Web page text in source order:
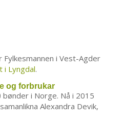
i Vest-Agder
i Lyngdal.
og forbrukar
i Norge. Nå i 2015
Alexandra Devik,